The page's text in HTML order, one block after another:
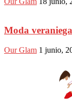
Moda
Our Glam 1 junio,